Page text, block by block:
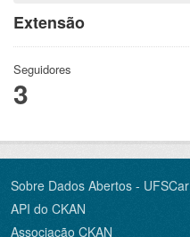
Extensão
Seguidores
3
Sobre Dados Abertos - UFSCar
API do CKAN
Associação CKAN